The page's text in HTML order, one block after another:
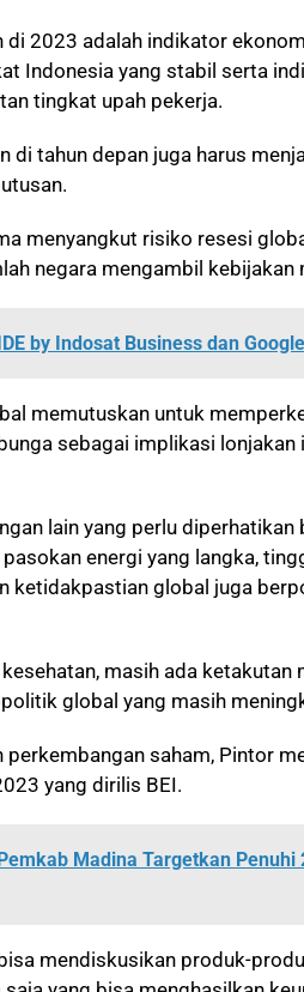
2023 adalah indikator
Indonesia yang stabil serta
tingkat upah pekerja.
di tahun depan juga harus
menyangkut risiko resesi
negara mengambil kebijakan
by Indosat Business dan
memutuskan untuk
sebagai implikasi lonjakan
lain yang perlu
energi yang langka,
ketidakpastian global juga
masih ada ketakutan
global yang masih
perkembangan saham, Pintor
yang dirilis BEI.
Madina Targetkan
mendiskusikan produk-